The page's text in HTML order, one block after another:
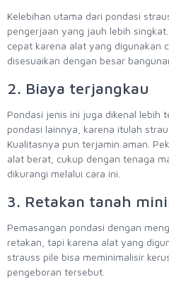
Kelebihan utama dari pondasi
pengerjaan yang jauh lebih
cepat karena alat yang digunakan
disesuaikan dengan besar
2. Biaya terjangkau
Pondasi jenis ini juga dikenal lebih
pondasi lainnya, karena itulah
Kualitasnya pun terjamin aman.
alat berat, cukup dengan tenaga
dikurangi melalui cara ini.
3. Retakan tanah
Pemasangan pondasi dengan
retakan, tapi karena alat yang
strauss pile bisa meminimalisir
pengeboran tersebut.